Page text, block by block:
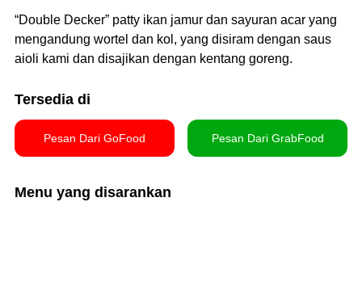
“Double Decker” patty ikan jamur dan sayuran acar yang
mengandung wortel dan kol, yang disiram dengan saus
aioli kami dan disajikan dengan kentang goreng.
Tersedia di
Pesan Dari GoFood Pesan Dari GrabFood
Menu yang disarankan